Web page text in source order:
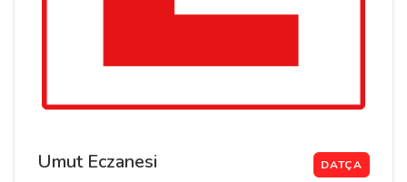
Umut Eczanesi DATÇA